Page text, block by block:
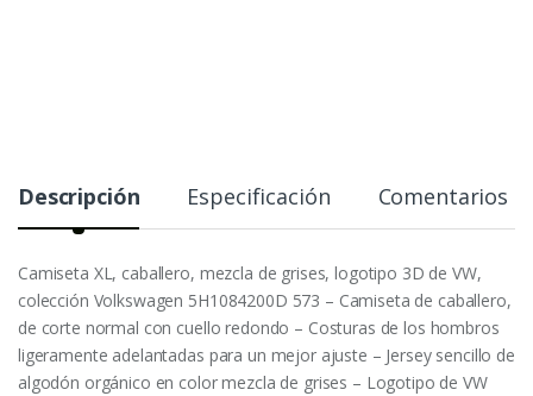
Descripción Especificación Comentarios
Camiseta XL, caballero, mezcla de grises, logotipo 3D de VW,
colección Volkswagen 5H1084200D 573 – Camiseta de caballero,
de corte normal con cuello redondo – Costuras de los hombros
ligeramente adelantadas para un mejor ajuste – Jersey sencillo de
algodón orgánico en color mezcla de grises – Logotipo de VW